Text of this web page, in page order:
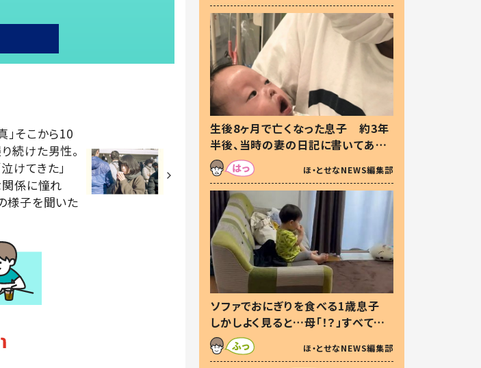
」そこから10
続けた男性。
けてきた」
関係に憧れ
様子を聞いた
生後8ヶ月で亡くなった息子 約3年
半後、当時の妻の日記に書いてあっ
た本音とは
ほ・とせなNEWS編集部
ソファでおにぎりを食べる1歳息子
しかしよく見ると…母「！？」すべてを
察した母の投稿に「可愛いから許
す！」「現行犯〜」
ほ・とせなNEWS編集部